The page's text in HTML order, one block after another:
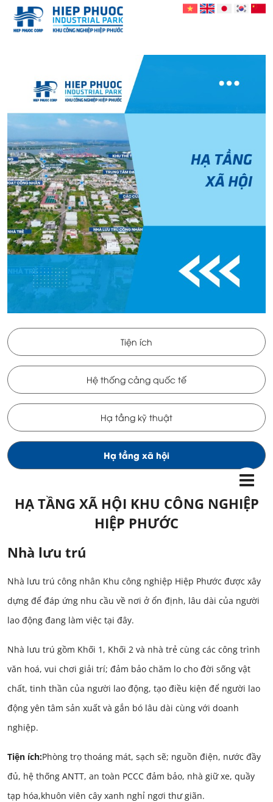
Tiện ích
Hệ thống cảng quốc tế
Hạ tầng kỹ thuật
Hạ tầng xã hội
HẠ TẦNG XÃ HỘI KHU CÔNG NGHIỆP
HIỆP PHƯỚC
Nhà lưu trú
Nhà lưu trú công nhân Khu công nghiệp Hiệp Phước được xây
dựng để đáp ứng nhu cầu về nơi ở ổn định, lâu dài của người
lao động đang làm việc tại đây.
Nhà lưu trú gồm Khối 1, Khối 2 và nhà trẻ cùng các công trình
văn hoá, vui chơi giải trí; đảm bảo chăm lo cho đời sống vật
chất, tinh thần của người lao động, tạo điều kiện để người lao
động yên tâm sản xuất và gắn bó lâu dài cùng với doanh
nghiệp.
Tiện ích:Phòng trọ thoáng mát, sạch sẽ; nguồn điện, nước đầy
đủ, hệ thống ANTT, an toàn PCCC đảm bảo, nhà giữ xe, quầy
tạp hóa,khuôn viên cây xanh nghỉ ngơi thư giãn.